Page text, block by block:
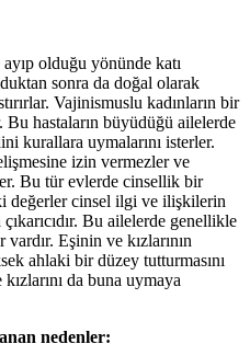
olduğu yönünde katı
sonra da doğal olarak
Vajinismuslu kadınların bir
Bu hastaların büyüdüğü ailelerde
kurallara uymalarını isterler.
izin vermezler ve
Bu tür evlerde cinsellik bir
değerler cinsel ilgi ve ilişkilerin
Bu ailelerde genellikle
Eşinin ve kızlarının
ahlaki bir düzey tutturmasını
da buna uymaya
nedenler: